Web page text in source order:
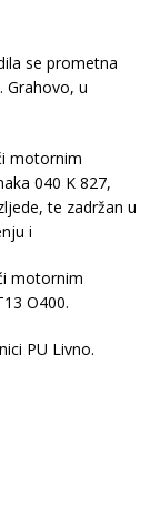
se prometna
Grahovo, u
motornim
040 K 827,
te zadržan u
i
motornim
O400.
PU Livno.